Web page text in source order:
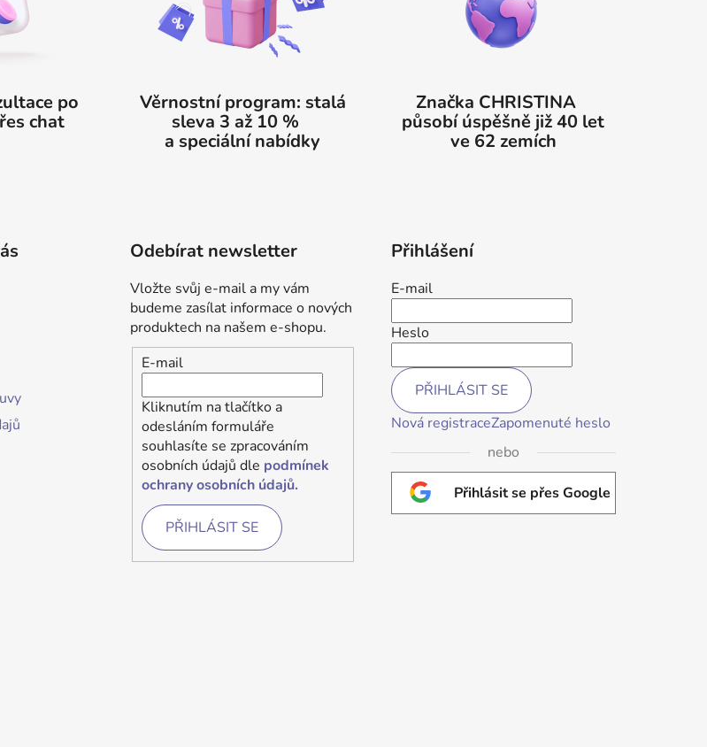
po
chat
Věrnostní program: stalá
sleva 3 až 10 %
a speciální nabídky
Značka CHRISTINA
působí úspěšně již 40 let
ve 62 zemích
Odebírat newsletter
Vložte svůj e-mail a my vám
budeme zasílat informace o nových
produktech na našem e-shopu.
E-mail
Kliknutím na tlačítko a
odesláním formuláře
souhlasíte se zpracováním
osobních údajů dle podmínek
ochrany osobních údajů.
PŘIHLÁSIT SE
Přihlášení
E-mail
Heslo
PŘIHLÁSIT SE
Nová registraceZapomenuté heslo
nebo
Přihlásit se přes Google